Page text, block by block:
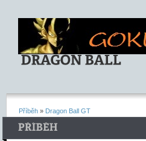
Příběh » Dragon Ball GT